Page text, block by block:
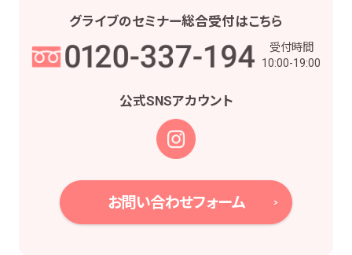
ため
一部について委託された場合等において、委託
お取引先との打合せ、情報提供・連絡、お取引先
の皆様から委託された業務の遂行等を行うため
当社株主様及び当社株式の管理業務、株主様又
は会社による権利の行使・義務の履行、及び法
令に基づく書面・記録・データの作成のため
役職員の給与の計算・支払、人事管理業務のた
め
グライブのセミナー総合受付はこちら
受付時間
10:00-19:00
公式SNSアカウント
お問い合わせフォーム